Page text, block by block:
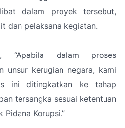
dalam proyek tersebut,
dan pelaksana kegiatan.
“Apabila dalam proses
unsur kerugian negara, kami
ini ditingkatkan ke tahap
tersangka sesuai ketentuan
Pidana Korupsi.”